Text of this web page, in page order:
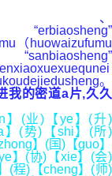
、
（huowaizufumu
。
我的密道a片,久久
(业)【ye】(升)
】(势)【shi】(所)
】(国)【guo】
】(协)【xie】(会)
(程)【cheng】(师)